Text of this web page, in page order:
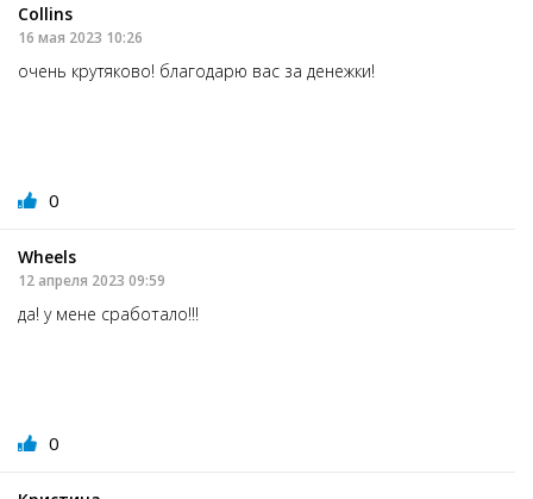
Collins
16 мая 2023 10:26
очень крутяково! благодарю вас за денежки!
0
Wheels
12 апреля 2023 09:59
да! у мене сработало!!!
0